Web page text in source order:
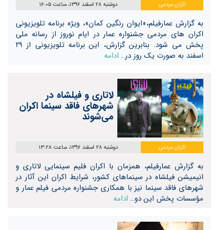
اکران مردمی دوشنبه 28 اسفند 1396، ساعت 16:05
به گزارش عمارفیلم،«ایوان رنگین کمان»، ویژه برنامه تلویزیونی
اکران های مردمی جشنواره عمار در ایام نوروز از رسانه ملی
پخش می شود. بنابرین گزارش، این برنامه تلویزیونی از ۲۹
اسفند به صورت یک روز در… ادامه
لاتاری و فیلشاه در
شهرهای فاقد سینما اکران
می‌شوند
اکران مردمی دوشنبه 28 اسفند 1396، ساعت 13:28
به گزارش عمارفیلم، همزمان با اکران فلیم سینمایی لاتاری و
انیمیشن فیلشاه در سینماهای کشور، شرایط اکران این آثار در
شهرهای فاقد سینما نیز با همکاری جشنواره مردمی فیلم عمار و
مؤسسات پخش این دو… ادامه